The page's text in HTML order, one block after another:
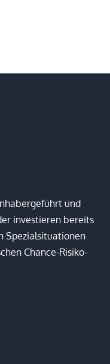
und
investieren bereits
Spezialsituationen
Chance-Risiko-